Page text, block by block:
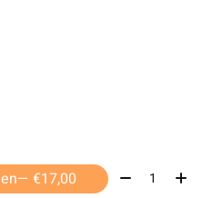
— €17,00 Menge: